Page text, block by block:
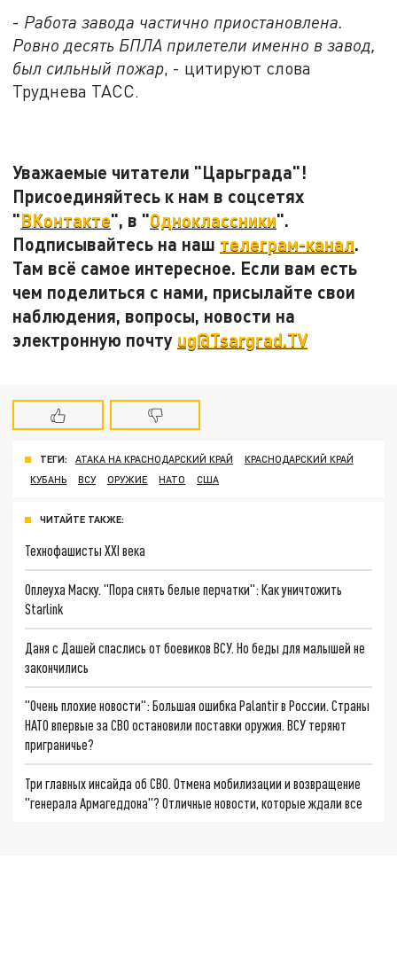
- Работа завода частично приостановлена.
Ровно десять БПЛА прилетели именно в завод,
был сильный пожар , - цитируют слова
Труднева ТАСС.
Уважаемые читатели "Царьграда"!
Присоединяйтесь к нам в соцсетях
"ВКонтакте", в "Одноклассники".
Подписывайтесь на наш телеграм-канал.
Там всё самое интересное. Если вам есть
чем поделиться с нами, присылайте свои
наблюдения, вопросы, новости на
электронную почту ug@Tsargrad.TV
ТЕГИ: АТАКА НА КРАСНОДАРСКИЙ КРАЙ
КРАСНОДАРСКИЙ КРАЙ
КУБАНЬ
ВСУ ОРУЖИЕ НАТО США
ЧИТАЙТЕ ТАКЖЕ:
Технофашисты XXI века
Оплеуха Маску. "Пора снять белые перчатки": Как уничтожить
Starlink
Даня с Дашей спаслись от боевиков ВСУ. Но беды для малышей не
закончились
"Очень плохие новости": Большая ошибка Palantir в России. Страны
НАТО впервые за СВО остановили поставки оружия. ВСУ теряют
приграничье?
Три главных инсайда об СВО. Отмена мобилизации и возвращение
"генерала Армагеддона"? Отличные новости, которые ждали все